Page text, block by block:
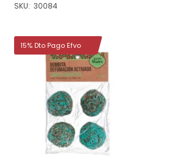
SKU: 30084
lista de
15% Dto Pago Efvo